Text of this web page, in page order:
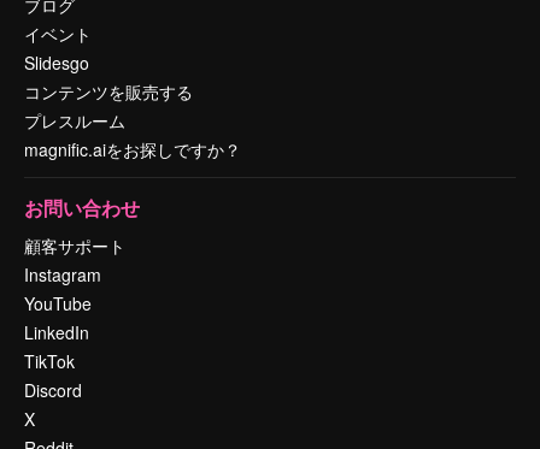
イベント
Slidesgo
コンテンツを販売する
プレスルーム
magnific.aiをお探しですか？
お問い合わせ
顧客サポート
Instagram
YouTube
LinkedIn
TikTok
Discord
X